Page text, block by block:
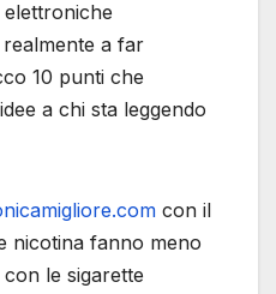
a far
10 punti che
a chi sta leggendo
con il
nicotina fanno meno
le sigarette